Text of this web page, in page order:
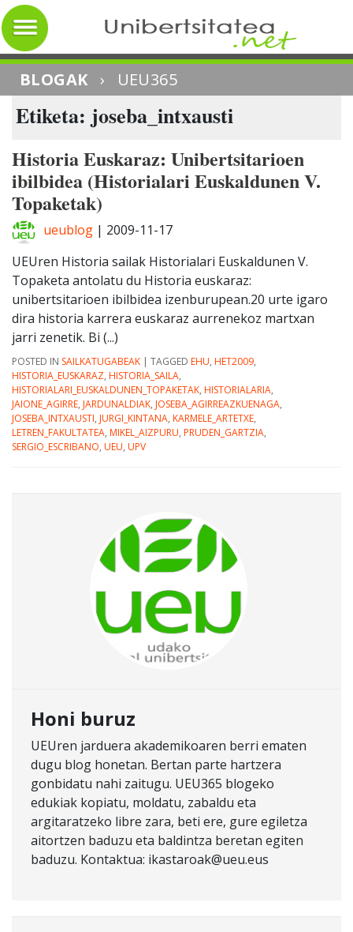
BLOGAK › UEU365
Etiketa: joseba_intxausti
Historia Euskaraz: Unibertsitarioen
ibilbidea (Historialari Euskaldunen V.
Topaketak)
ueublog | 2009-11-17
UEUren Historia sailak Historialari Euskaldunen V.
Topaketa antolatu du Historia euskaraz:
unibertsitarioen ibilbidea izenburupean.20 urte igaro
dira historia karrera euskaraz aurrenekoz martxan
jarri zenetik. Bi (...)
POSTED IN SAILKATUGABEAK | TAGGED EHU, HET2009,
HISTORIA_EUSKARAZ, HISTORIA_SAILA,
HISTORIALARI_EUSKALDUNEN_TOPAKETAK, HISTORIALARIA,
JAIONE_AGIRRE, JARDUNALDIAK, JOSEBA_AGIRREAZKUENAGA,
JOSEBA_INTXAUSTI, JURGI_KINTANA, KARMELE_ARTETXE,
LETREN_FAKULTATEA, MIKEL_AIZPURU, PRUDEN_GARTZIA,
SERGIO_ESCRIBANO, UEU, UPV
Honi buruz
UEUren jarduera akademikoaren berri ematen
dugu blog honetan. Bertan parte hartzera
gonbidatu nahi zaitugu. UEU365 blogeko
edukiak kopiatu, moldatu, zabaldu eta
argitaratzeko libre zara, beti ere, gure egiletza
aitortzen baduzu eta baldintza beretan egiten
baduzu. Kontaktua: ikastaroak@ueu.eus